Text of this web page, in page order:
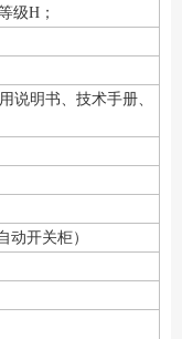
级H；
说明书、技术手册、
动开关柜）